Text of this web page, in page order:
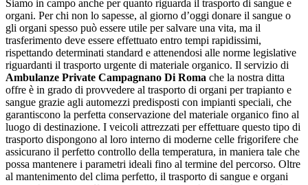
Siamo in campo anche per quanto riguarda il trasporto di sangue e
organi. Per chi non lo sapesse, al giorno d’oggi donare il sangue o
gli organi spesso può essere utile per salvare una vita, ma il
trasferimento deve essere effettuato entro tempi rapidissimi,
rispettando determinati standard e attenendosi alle norme legislative
riguardanti il trasporto urgente di materiale organico. Il servizio di
Ambulanze Private Campagnano Di Roma che la nostra ditta
offre è in grado di provvedere al trasporto di organi per trapianto e
sangue grazie agli automezzi predisposti con impianti speciali, che
garantiscono la perfetta conservazione del materiale organico fino al
luogo di destinazione. I veicoli attrezzati per effettuare questo tipo di
trasporto dispongono al loro interno di moderne celle frigorifere che
assicurano il perfetto controllo della temperatura, in maniera tale che
possa mantenere i parametri ideali fino al termine del percorso. Oltre
al mantenimento del clima perfetto, il trasporto di sangue e organi